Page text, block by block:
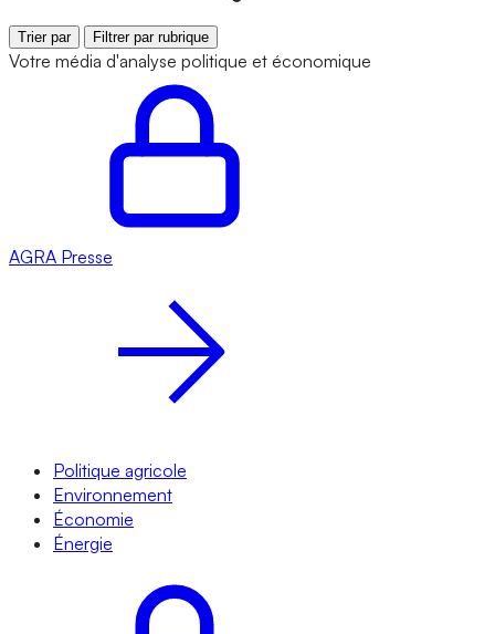
Trier par Filtrer par rubrique
Votre média d'analyse politique et économique
AGRA Presse
Politique agricole
Environnement
Économie
Énergie